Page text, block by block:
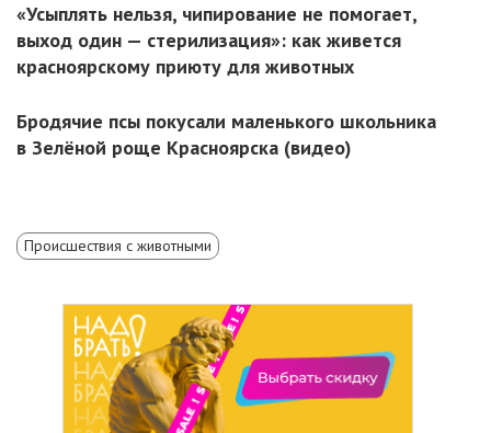
«Усыплять нельзя, чипирование не помогает,
выход один — стерилизация»: как живется
красноярскому приюту для животных
Бродячие псы покусали маленького школьника
в Зелёной роще Красноярска (видео)
Происшествия с животными